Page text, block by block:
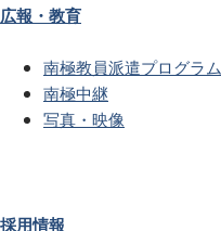
広報・教育
南極教員派遣プログラム
南極中継
写真・映像
採用情報